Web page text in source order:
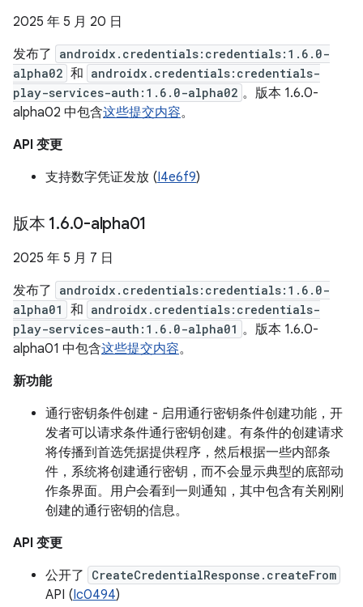
2025 年 5 月 20 日
发布了
androidx.credentials:credentials:1.6.0-
alpha02 和 androidx.credentials:credentials-
play-services-auth:1.6.0-alpha02 。版本 1.6.0-
alpha02 中包含这些提交内容。
API 变更
支持数字凭证发放 (I4e6f9)
版本 1.6.0-alpha01
2025 年 5 月 7 日
发布了
androidx.credentials:credentials:1.6.0-
alpha01
和 androidx.credentials:credentials-
play-services-auth:1.6.0-alpha01 。版本 1.6.0-
alpha01 中包含这些提交内容。
新功能
通行密钥条件创建 - 启用通行密钥条件创建功能，开
发者可以请求条件通行密钥创建。有条件的创建请求
将传播到首选凭据提供程序，然后根据一些内部条
件，系统将创建通行密钥，而不会显示典型的底部动
作条界面。用户会看到一则通知，其中包含有关刚刚
创建的通行密钥的信息。
API 变更
公开了
CreateCredentialResponse.createFrom
API (Ic0494)